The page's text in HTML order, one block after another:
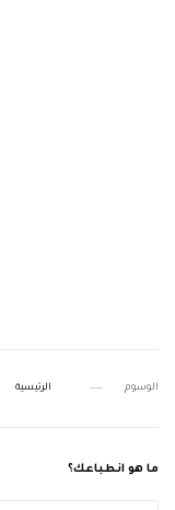
الوسوم الرئيسية
ما هو انطباعك؟